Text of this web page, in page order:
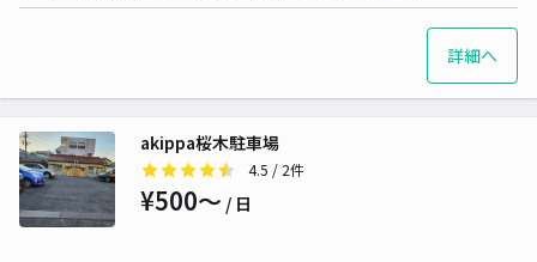
詳細へ
akippa桜木駐車場
4.5 / 2件
¥500〜 / 日